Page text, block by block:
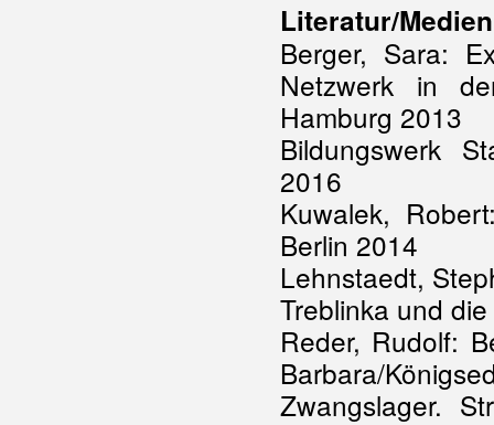
Literatur/Medien
Berger, Sara:
Netzwerk in
Hamburg 2013
Bildungswerk
2016
Kuwalek,
Berlin 2014
Lehnstaedt,
Treblinka und
Reder, Rudolf:
Barbara/
Zwangslager.